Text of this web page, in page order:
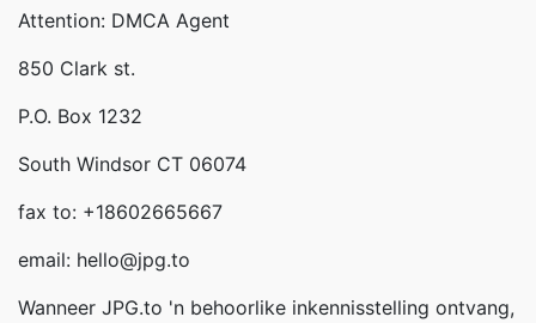
Attention: DMCA Agent
850 Clark st.
P.O. Box 1232
South Windsor CT 06074
fax to: +18602665667
email: hello@jpg.to
Wanneer JPG.to 'n behoorlike inkennisstelling ontvang,